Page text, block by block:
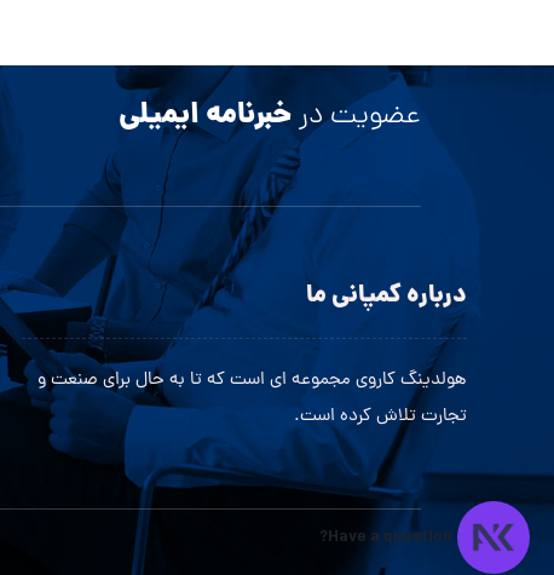
عضویت درخبرنامه ایمیلی
درباره کمپانی ما
هولدینگ کاروی مجموعه ای است که تا به حال برای صنعت و
تجارت تلاش کرده است.
Have a question?